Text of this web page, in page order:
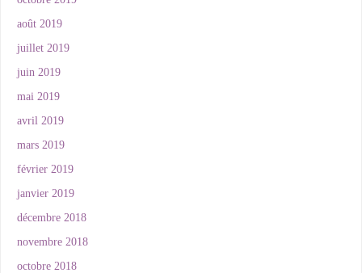
août 2019
juillet 2019
juin 2019
mai 2019
avril 2019
mars 2019
février 2019
janvier 2019
décembre 2018
novembre 2018
octobre 2018